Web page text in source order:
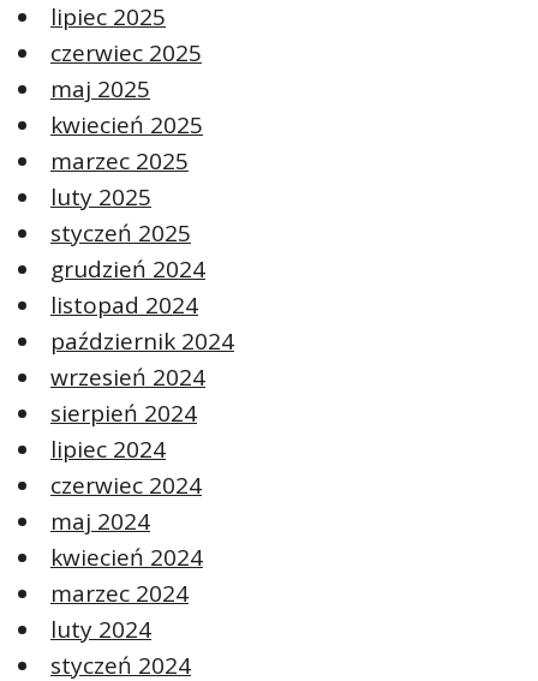
lipiec 2025
czerwiec 2025
maj 2025
kwiecień 2025
marzec 2025
luty 2025
styczeń 2025
grudzień 2024
listopad 2024
październik 2024
wrzesień 2024
sierpień 2024
lipiec 2024
czerwiec 2024
maj 2024
kwiecień 2024
marzec 2024
luty 2024
styczeń 2024